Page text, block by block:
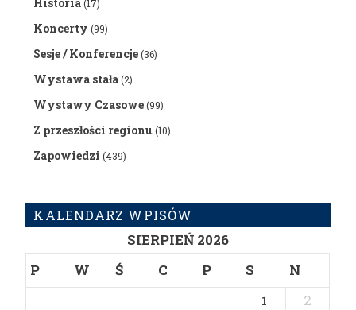
(17)
Koncerty (99)
Sesje / Konferencje(36)
Wystawa stała(2)
Wystawy Czasowe(99)
Z przeszłości regionu(10)
Zapowiedzi (439)
KALENDARZ WPISÓW
SIERPIEŃ 2026
P
W Ś C P S N
1
2